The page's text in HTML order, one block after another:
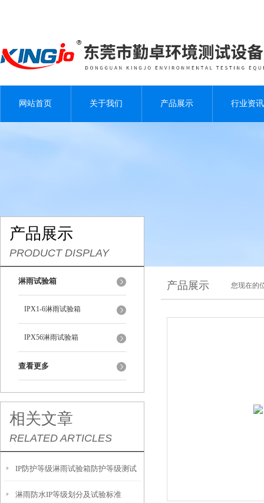
网站首页 关于我们 产品展示 行业资讯
产品展示
PRODUCT DISPLAY
淋雨试验箱
IPX1-6淋雨试验箱
IPX56淋雨试验箱
查看更多
相关文章
RELATED ARTICLES
IP防护等级淋雨试验箱防护等级测试
防护等级认可
淋雨防水IP等级划分及试验标准
产品展示 您现在的